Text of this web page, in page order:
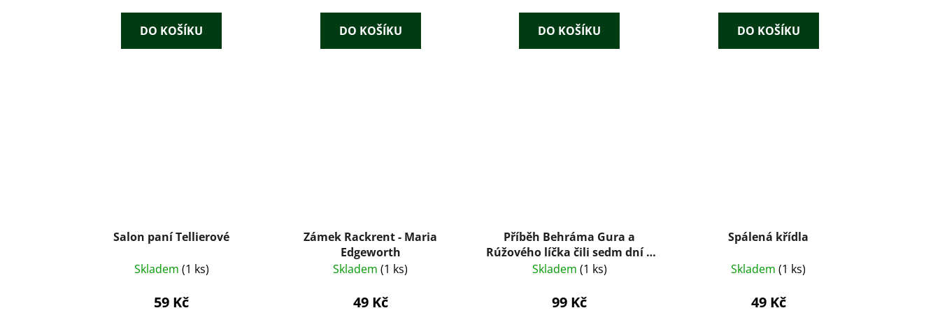
DO KOŠÍKU DO KOŠÍKU DO KOŠÍKU DO KOŠÍKU
Salon paní Tellierové
Skladem (1 ks)
59 Kč
Zámek Rackrent - Maria
Edgeworth
Skladem(1 ks)
49 Kč
Příběh Behráma Gura a
Rúžového líčka čili sedm dní a
sedm nocí
Skladem (1 ks)
99 Kč
Spálená křídla
Skladem(1 ks)
49 Kč